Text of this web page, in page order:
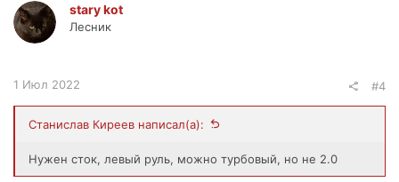
stary kot
Лесник
1 Июл 2022 #4
Станислав Киреев написал(а):
Нужен сток, левый руль, можно турбовый, но не 2.0